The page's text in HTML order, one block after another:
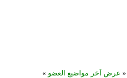
« عرض آخر مواضيع العضو »